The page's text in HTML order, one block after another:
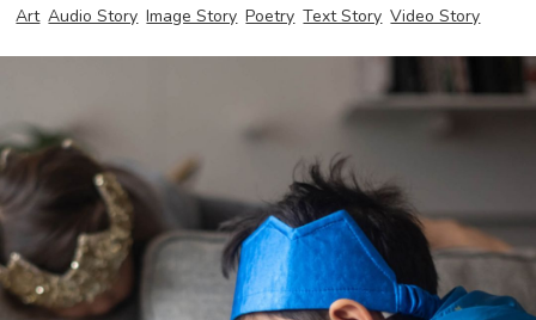
Art Audio Story Image Story Poetry Text Story Video Story